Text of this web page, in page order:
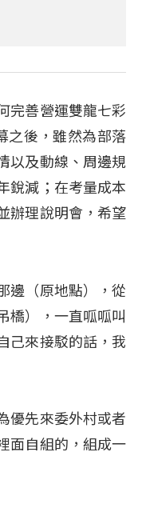
完善營運雙龍七彩
之後，雖然為部落
以及動線、周邊規
銳減；在考量成本
辦理說明會，希望
邊（原地點），從
橋），一直呱呱叫
己來接駁的話，我
優先來委外村或者
面自組的，組成一